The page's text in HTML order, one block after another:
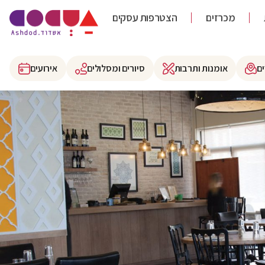
הצטרפות עסקים מכרזים
אירועים סיורים ומסלולים אומנות ותרבות